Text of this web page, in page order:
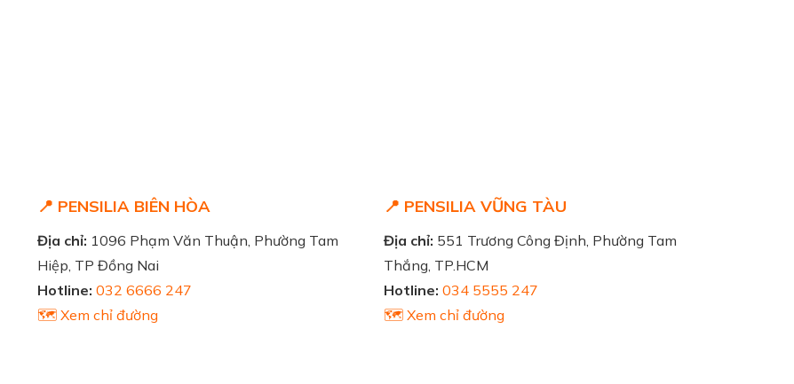
📍 PENSILIA BIÊN HÒA
Địa chỉ: 1096 Phạm Văn Thuận, Phường Tam
Hiệp, TP Đồng Nai
Hotline: 032 6666 247
🗺️ Xem chỉ đường
📍 PENSILIA VŨNG TÀU
Địa chỉ: 551 Trương Công Định, Phường Tam
Thắng, TP.HCM
Hotline: 034 5555 247
🗺️ Xem chỉ đường